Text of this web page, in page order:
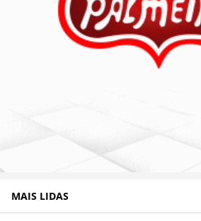
MAIS LIDAS